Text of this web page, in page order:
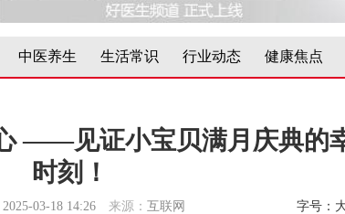
中医养生 生活常识 行业动态 健康焦点
——见证小宝贝满月庆典的
时刻！
2025-03-18 14:26 来源： 互联网 字号：